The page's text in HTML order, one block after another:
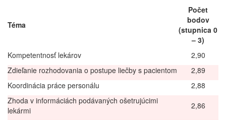
Téma
Počet
bodov
(stupnica 0
– 3)
Kompetentnosť lekárov
2,90
Zdieľanie rozhodovania o postupe liečby s pacientom
2,89
Koordinácia práce personálu
2,88
Zhoda v informáciách podávaných ošetrujúcimi
lekármi
2,86